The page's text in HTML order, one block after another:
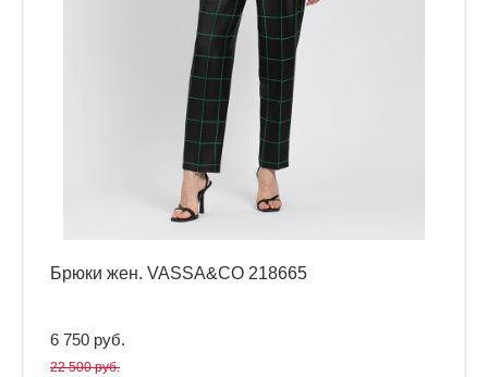
Брюки жен. VASSA&CO 218665
6 750 руб.
22 500 руб.